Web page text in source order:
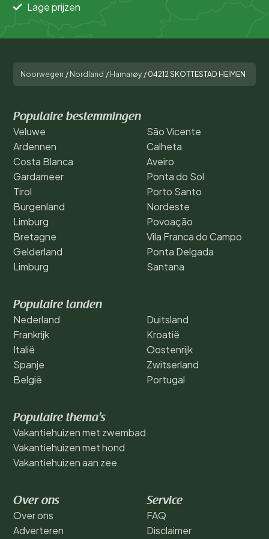
Lage prijzen
Noorwegen / Nordland / Hamarøy / 04212 SKOTTESTAD HEIMEN
Populaire bestemmingen
Veluwe
Ardennen
Costa Blanca
Gardameer
Tirol
Burgenland
Limburg
Bretagne
Gelderland
Limburg
São Vicente
Calheta
Aveiro
Ponta do Sol
Porto Santo
Nordeste
Povoação
Vila Franca do Campo
Ponta Delgada
Santana
Populaire landen
Nederland
Frankrijk
Italië
Spanje
België
Duitsland
Kroatië
Oostenrijk
Zwitserland
Portugal
Populaire thema's
Vakantiehuizen met zwembad
Vakantiehuizen met hond
Vakantiehuizen aan zee
Over ons
Over ons
Adverteren
Service
FAQ
Disclaimer